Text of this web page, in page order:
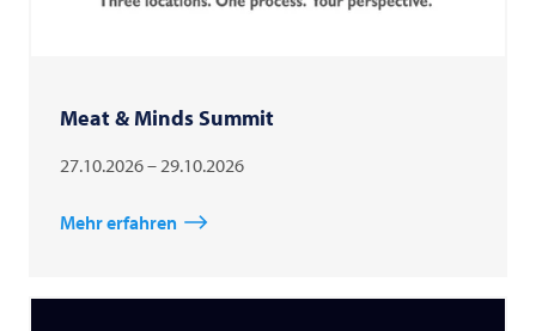
Meat & Minds Summit
27.10.2026 – 29.10.2026
Mehr erfahren